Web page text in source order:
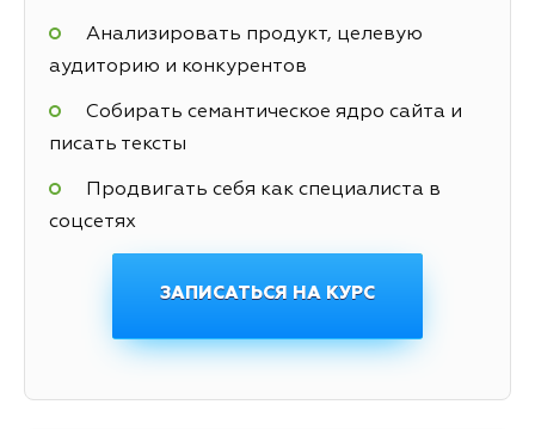
Анализировать продукт, целевую
аудиторию и конкурентов
Собирать семантическое ядро сайта и
писать тексты
Продвигать себя как специалиста в
соцсетях
ЗАПИСАТЬСЯ НА КУРС